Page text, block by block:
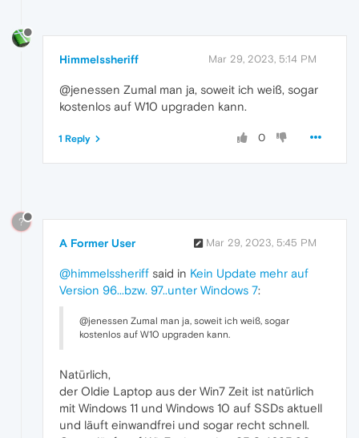
Himmelssheriff Mar 29, 2023, 5:14 PM
@jenessen Zumal man ja, soweit ich weiß, sogar
kostenlos auf W10 upgraden kann.
0
1 Reply
?
A Former User Mar 29, 2023, 5:45 PM
@himmelssheriff said in Kein Update mehr auf
Version 96...bzw. 97..unter Windows 7:
@jenessen Zumal man ja, soweit ich weiß, sogar
kostenlos auf W10 upgraden kann.
Natürlich,
der Oldie Laptop aus der Win7 Zeit ist natürlich
mit Windows 11 und Windows 10 auf SSDs aktuell
und läuft einwandfrei und sogar recht schnell.